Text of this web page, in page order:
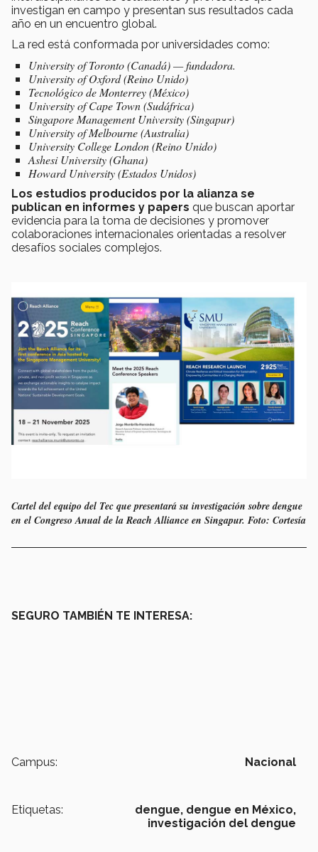
investigan en campo y presentan sus resultados cada
año en un encuentro global.
La red está conformada por universidades como:
University of Toronto (Canadá) — fundadora.
University of Oxford (Reino Unido)
Tecnológico de Monterrey (México)
University of Cape Town (Sudáfrica)
Singapore Management University (Singapur)
University of Melbourne (Australia)
University College London (Reino Unido)
Ashesi University (Ghana)
Howard University (Estados Unidos)
Los estudios producidos por la alianza se
publican en informes y papers que buscan aportar
evidencia para la toma de decisiones y promover
colaboraciones internacionales orientadas a resolver
desafíos sociales complejos.
Cartel del equipo del Tec que presentará su investigación sobre dengue
en el Congreso Anual de la Reach Alliance en Singapur. Foto: Cortesía
SEGURO TAMBIÉN TE INTERESA:
Campus: Nacional
Etiquetas: dengue, dengue en México,
investigación del dengue